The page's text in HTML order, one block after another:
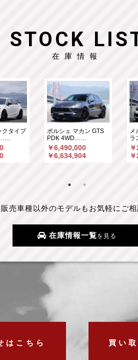
STOCK
在庫情報
クタイプ
……
ポルシェ マカン GTS
PDK 4WD……
￥6,490,000
￥6,634,904
メ
ラ
売車種以外のモデルもお気軽にご
在庫情報一覧を見る
はこちら 買い